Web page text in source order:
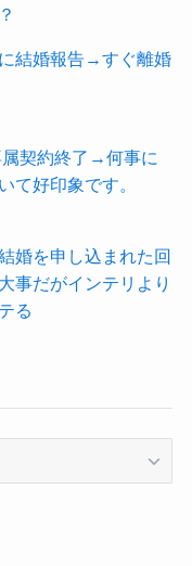
結婚報告→すぐ離婚
契約終了→何事に
て好印象です。
婚を申し込まれた回
事だがインテリより
る